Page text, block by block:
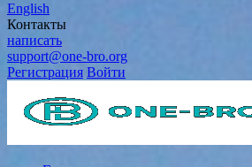
English
Контакты
написать
support@one-bro.org
Регистрация Войти